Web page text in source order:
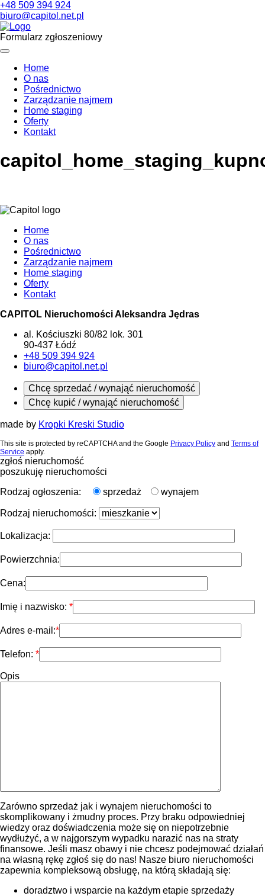
+48 509 394 924
biuro@capitol.net.pl
Formularz zgłoszeniowy
Home
O nas
Pośrednictwo
Zarządzanie najmem
Home staging
Oferty
Kontakt
Home
O nas
Pośrednictwo
Zarządzanie najmem
Home staging
Oferty
Kontakt
CAPITOL Nieruchomości Aleksandra Jędras
al. Kościuszki 80/82 lok. 301
90-437 Łódź
+48 509 394 924
biuro@capitol.net.pl
Chcę sprzedać / wynająć nieruchomość
Chcę kupić / wynająć nieruchomość
made by Kropki Kreski Studio
This site is protected by reCAPTCHA and the Google Privacy Policy and Terms of
Service apply.
zgłoś nieruchomość
poszukuję nieruchomości
Rodzaj ogłoszenia:
sprzedaż wynajem
Rodzaj nieruchomości:
Lokalizacja:
Powierzchnia:
Cena:
Imię i nazwisko:
Adres e-mail:
Telefon:
Opis
Zarówno sprzedaż jak i wynajem nieruchomości to
skomplikowany i żmudny proces. Przy braku odpowiedniej
wiedzy oraz doświadczenia może się on niepotrzebnie
wydłużyć, a w najgorszym wypadku narazić nas na straty
finansowe. Jeśli masz obawy i nie chcesz podejmować działań
na własną rękę zgłoś się do nas! Nasze biuro nieruchomości
zapewnia kompleksową obsługę, na którą składają się:
doradztwo i wsparcie na każdym etapie sprzedaży